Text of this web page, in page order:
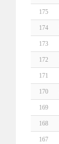
175
174
173
172
171
170
169
168
167